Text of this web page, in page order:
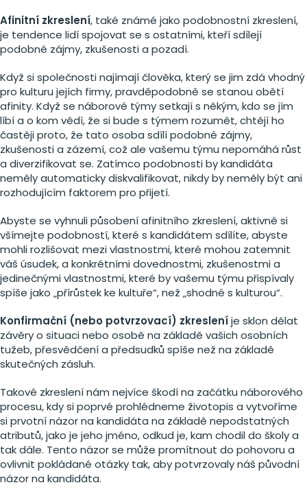
Afinitní zkreslení, také známé jako podobnostní zkreslení,
je tendence lidí spojovat se s ostatními, kteří sdílejí
podobné zájmy, zkušenosti a pozadí.
Když si společnosti najímají člověka, který se jim zdá vhodný
pro kulturu jejích firmy, pravděpodobně se stanou obětí
afinity. Když se náborové týmy setkají s někým, kdo se jím
líbí a o kom vědí, že si bude s týmem rozumět, chtějí ho
častěji proto, že tato osoba sdílí podobné zájmy,
zkušenosti a zázemí, což ale vašemu týmu nepomáhá růst
a diverzifikovat se. Zatímco podobnosti by kandidáta
neměly automaticky diskvalifikovat, nikdy by neměly být ani
rozhodujícím faktorem pro přijetí.
Abyste se vyhnuli působení afinitního zkreslení, aktivně si
všímejte podobností, které s kandidátem sdílíte, abyste
mohli rozlišovat mezi vlastnostmi, které mohou zatemnit
váš úsudek, a konkrétními dovednostmi, zkušenostmi a
jedinečnými vlastnostmi, které by vašemu týmu přispívaly
spíše jako „přírůstek ke kultuře“, než „shodné s kulturou“.
Konfirmační (nebo potvrzovací) zkresleníje sklon dělat
závěry o situaci nebo osobě na základě vašich osobních
tužeb, přesvědčení a předsudků spíše než na základě
skutečných zásluh.
Takové zkreslení nám nejvíce škodí na začátku náborového
procesu, kdy si poprvé prohlédneme životopis a vytvoříme
si prvotní názor na kandidáta na základě nepodstatných
atributů, jako je jeho jméno, odkud je, kam chodil do školy a
tak dále. Tento názor se může promítnout do pohovoru a
ovlivnit pokládané otázky tak, aby potvrzovaly náš původní
názor na kandidáta.